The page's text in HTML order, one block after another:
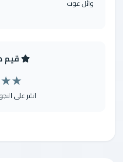
قيم هذا
★
★
انقر على النجوم